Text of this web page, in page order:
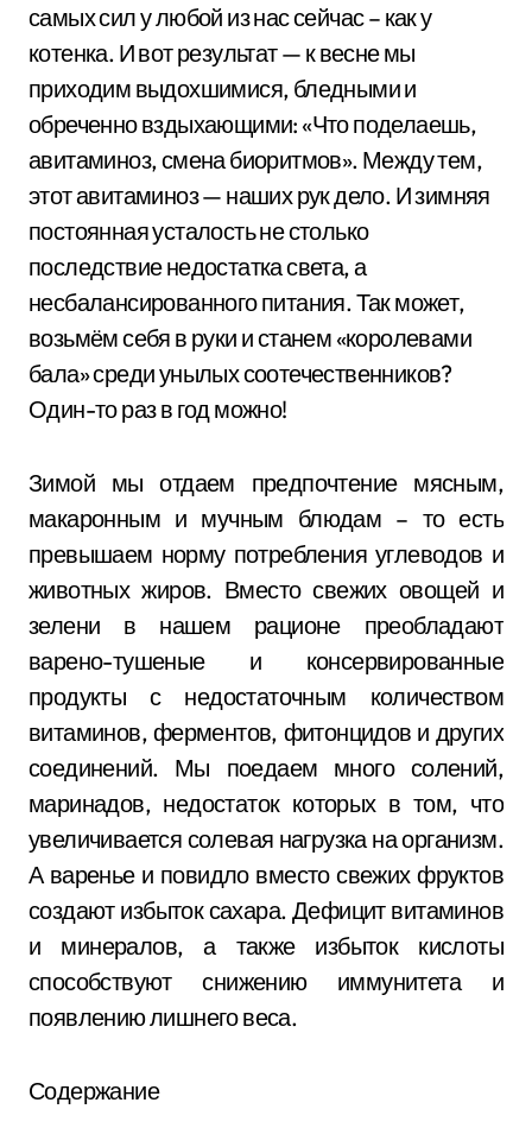
самых сил у любой из нас сейчас – как у
котенка. И вот результат — к весне мы
приходим выдохшимися, бледными и
обреченно вздыхающими: «Что поделаешь,
авитаминоз, смена биоритмов». Между тем,
этот авитаминоз — наших рук дело. И зимняя
постоянная усталость не столько
последствие недостатка света, а
несбалансированного питания. Так может,
возьмём себя в руки и станем «королевами
бала» среди унылых соотечественников?
Один-то раз в год можно!
Зимой мы отдаем предпочтение мясным,
макаронным и мучным блюдам – то есть
превышаем норму потребления углеводов и
животных жиров. Вместо свежих овощей и
зелени в нашем рационе преобладают
варено-тушеные и консервированные
продукты с недостаточным количеством
витаминов, ферментов, фитонцидов и других
соединений. Мы поедаем много солений,
маринадов, недостаток которых в том, что
увеличивается солевая нагрузка на организм.
А варенье и повидло вместо свежих фруктов
создают избыток сахара. Дефицит витаминов
и минералов, а также избыток кислоты
способствуют снижению иммунитета и
появлению лишнего веса.
Содержание